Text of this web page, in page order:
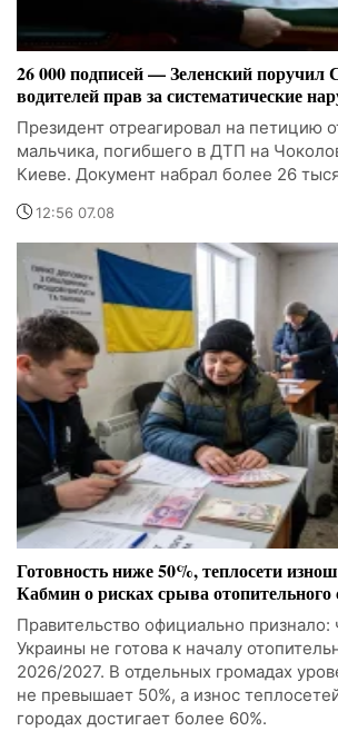
26 000 подписей — Зеленский
водителей прав за систематические
Президент отреагировал на петицию
мальчика, погибшего в ДТП на
Киеве. Документ набрал более 26
12:56 07.08
Готовность ниже 50%, теплосети
Кабмин о рисках срыва отопительного
Правительство официально признало:
Украины не готова к началу
2026/2027. В отдельных громадах
не превышает 50%, а износ
городах достигает более 60%.